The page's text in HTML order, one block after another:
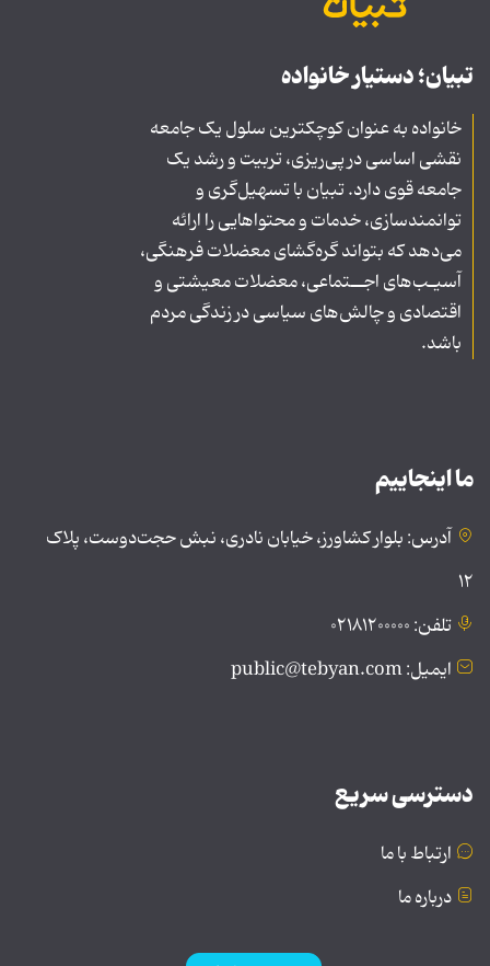
تبیان؛ دستیار خانواده
خانواده به عنوان کوچکترین سلول یک جامعه
نقشی اساسی در پی‌ریزی، تربیت و رشد یک
جامعه قوی دارد. تبیان با تسهیل‌گری و
توانمندسازی، خدمات و محتواهایی را ارائه
می‌دهد که بتواند گره‌گشای معضلات فرهنگی،
آسیـب‌های اجــتماعی، معضلات معیشتی و
اقتصادی و چالش‌های سیاسی در زندگی مردم
باشد.
ما اینجاییم
آدرس: بلوار کشاورز، خیابان نادری، نبش حجت‌دوست، پلاک
۱۲
تلفن: ۰۲۱۸۱۲۰۰۰۰۰
ایمیل: public@tebyan.com
دسترسی سریع
ارتباط با ما
درباره ما